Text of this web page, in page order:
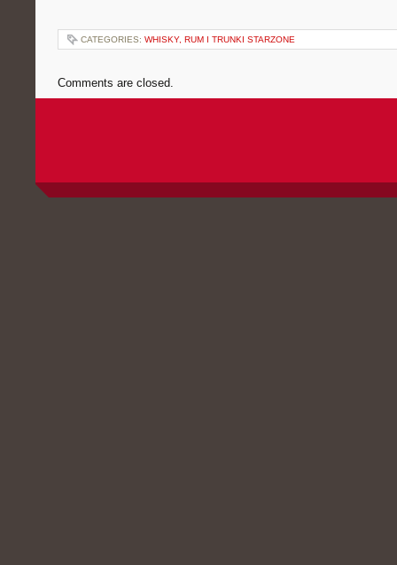
CATEGORIES: WHISKY, RUM I TRUNKI STARZONE
Comments are closed.